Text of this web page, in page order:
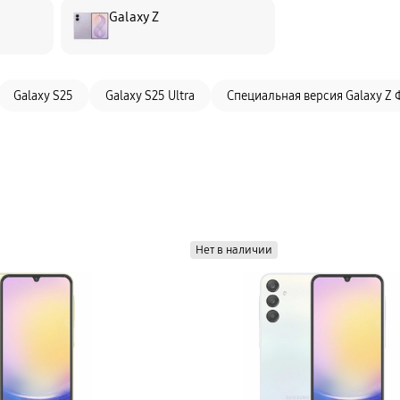
Galaxy Z
Galaxy S25 Galaxy S25 Ultra Специальная версия Galaxy Z
Нет в наличии